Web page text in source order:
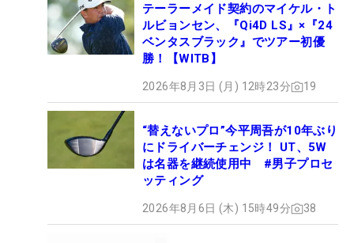
テーラーメイド契約のマイケル・ト
ルビョンセン、『Qi4D LS』×『24
ベンタスブラック』でツアー初優
勝！【WITB】
2026年8月3日 (月) 12時23分 19
“替えないプロ”今平周吾が10年ぶり
にドライバーチェンジ！ UT、5W
は名器を継続使用中 #男子プロセ
ッティング
2026年8月6日 (木) 15時49分 38